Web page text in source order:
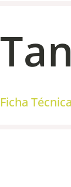
Ficha Técnica